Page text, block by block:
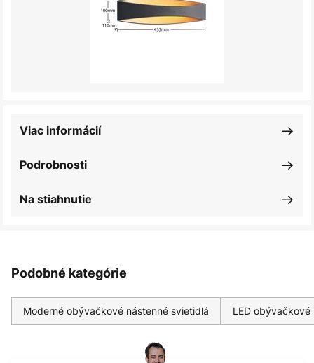
Podrobnosti
Viac informácií
Na stiahnutie
Podobné kategórie
Moderné obývačkové nástenné svietidlá LED